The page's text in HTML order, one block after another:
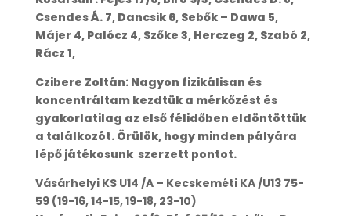
Csendes Á. 7, Dancsik 6, Sebők – Dawa 5,
Májer 4, Palócz 4, Szőke 3, Herczeg 2, Szabó 2,
Rácz 1,
Czibere Zoltán: Nagyon fizikálisan és
koncentráltam kezdtük a mérkőzést és
gyakorlatilag az első félidőben eldöntöttük
a találkozót. Örülök, hogy minden pályára
lépő játékosunk szerzett pontot.
Vásárhelyi KS U14 /A – Kecskeméti KA /U13 75-
59 (19-16, 14-15, 19-18, 23-10)